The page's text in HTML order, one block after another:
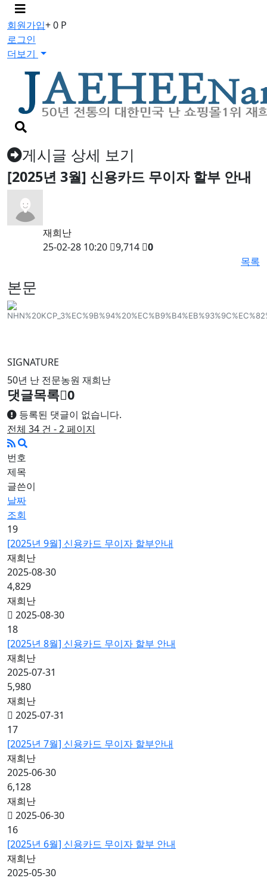
메
뉴
버
튼
회원가입+ 0 P
로그인
더보기
검
색
버
튼게시글 상세 보기
[2025년 3월] 신용카드 무이자 할부 안내
재희난
25-02-28 10:20
9,714
0
목록
본문
SIGNATURE
50년 난 전문농원 재희난
댓글목록 0
등록된 댓글이 없습니다.
전체 34 건 - 2 페이지
번호
제목
글쓴이
날짜
조회
19
[2025년 9월] 신용카드 무이자 할부안내
재희난
2025-08-30
4,829
재희난
2025-08-30
18
[2025년 8월] 신용카드 무이자 할부 안내
재희난
2025-07-31
5,980
재희난
2025-07-31
17
[2025년 7월] 신용카드 무이자 할부안내
재희난
2025-06-30
6,128
재희난
2025-06-30
16
[2025년 6월] 신용카드 무이자 할부 안내
재희난
2025-05-30